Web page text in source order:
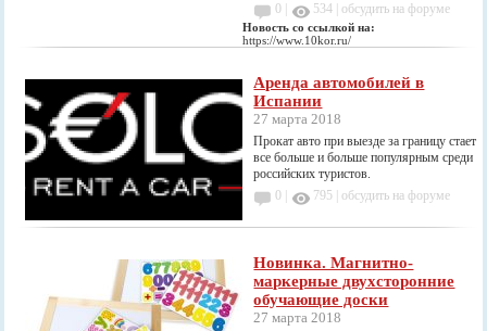
0 |
534 |обсудить на форуме
Новость со ссылкой на:
https://www.10kor.ru/
Аренда автомобилей в
Испании
27 марта 2018
Прокат авто при выезде за границу стает
все больше и больше популярным среди
российских туристов.
0 |
795 |обсудить на форуме
Новинка. Магнитно-
маркерные двухсторонние
обучающие доски
27 марта 2018